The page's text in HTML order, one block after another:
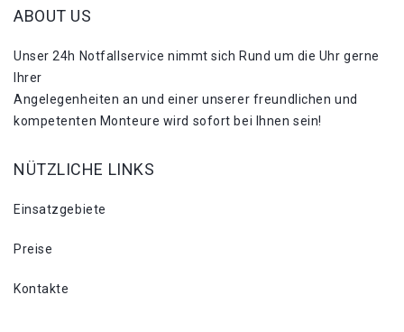
ABOUT US
Unser 24h Notfallservice nimmt sich Rund um die Uhr gerne
Ihrer
Angelegenheiten an und einer unserer freundlichen und
kompetenten Monteure wird sofort bei Ihnen sein!
NÜTZLICHE LINKS
Einsatzgebiete
Preise
Kontakte